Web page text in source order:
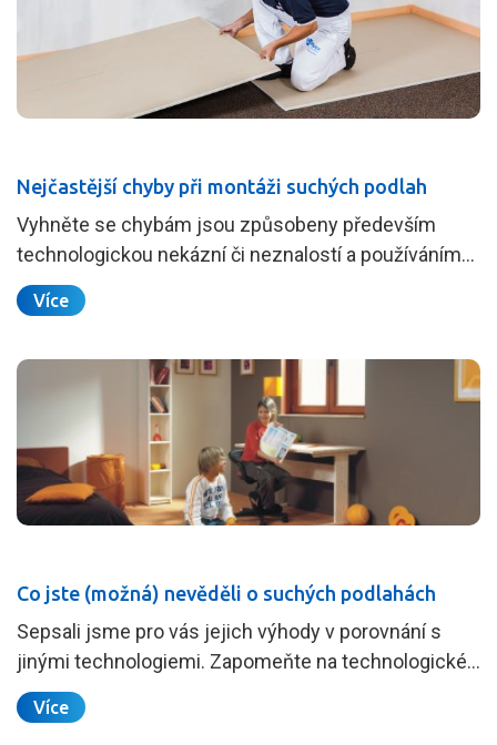
Nejčastější chyby při montáži suchých podlah
Vyhněte se chybám jsou způsobeny především
technologickou nekázní či neznalostí a používáním…
Více
Co jste (možná) nevěděli o suchých podlahách
Sepsali jsme pro vás jejich výhody v porovnání s
jinými technologiemi. Zapomeňte na technologické…
Více